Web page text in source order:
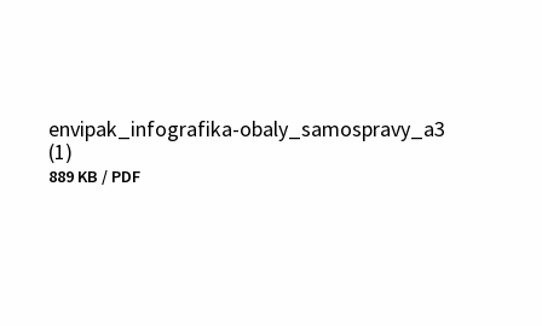
envipak_infografika-obaly_samospravy_a3
(1)
Veľkosť
a
889 KB / PDF